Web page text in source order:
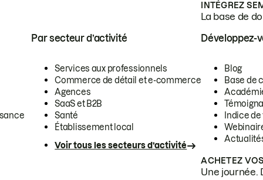
INTÉGREZ
La base de
Par secteur d’activité
Services aux professionnels
Commerce de détail et e-commerce
Agences
SaaS et B2B
Santé
Établissement local
Voir tous les secteurs d’activité
Développez-
Blog
Base de
Indice
ACHETEZ
Une journée.